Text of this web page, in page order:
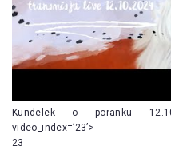
Kundelek o poranku
video_index=’23’>
23